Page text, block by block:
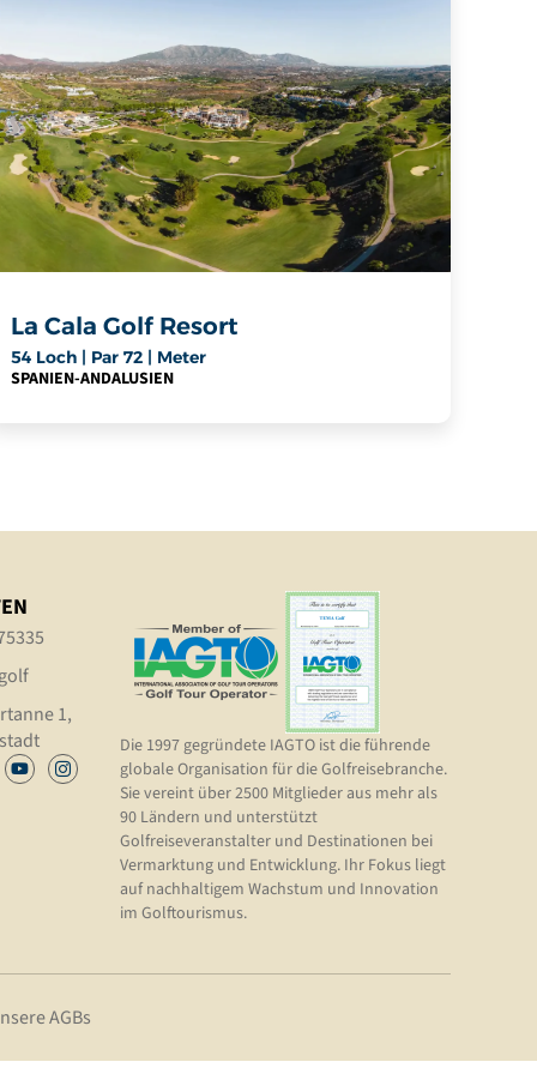
La Cala Golf Resort
54 Loch | Par 72 | Meter
SPANIEN-ANDALUSIEN
1,
Die 1997 gegründete IAGTO ist die führende
globale Organisation für die Golfreisebranche.
Sie vereint über 2500 Mitglieder aus mehr als
90 Ländern und unterstützt
Golfreiseveranstalter und Destinationen bei
Vermarktung und Entwicklung. Ihr Fokus liegt
auf nachhaltigem Wachstum und Innovation
im Golftourismus.
AGBs